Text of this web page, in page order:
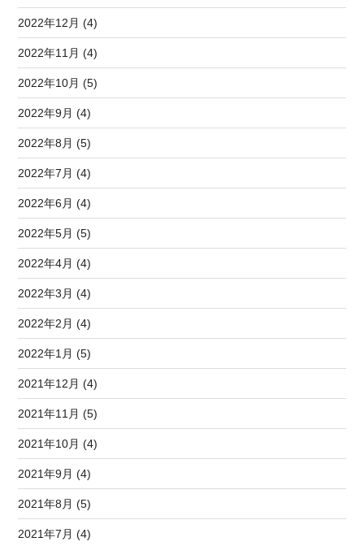
2022年12月 (4)
2022年11月 (4)
2022年10月 (5)
2022年9月 (4)
2022年8月 (5)
2022年7月 (4)
2022年6月 (4)
2022年5月 (5)
2022年4月 (4)
2022年3月 (4)
2022年2月 (4)
2022年1月 (5)
2021年12月 (4)
2021年11月 (5)
2021年10月 (4)
2021年9月 (4)
2021年8月 (5)
2021年7月 (4)